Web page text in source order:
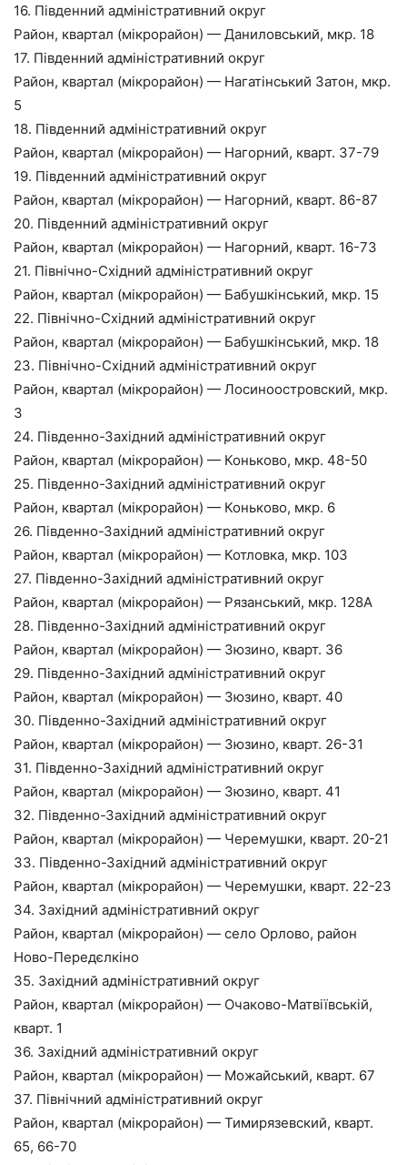
16. Південний адміністративний округ
Район, квартал (мікрорайон) — Даниловський, мкр. 18
17. Південний адміністративний округ
Район, квартал (мікрорайон) — Нагатінський Затон, мкр.
5
18. Південний адміністративний округ
Район, квартал (мікрорайон) — Нагорний, кварт. 37-79
19. Південний адміністративний округ
Район, квартал (мікрорайон) — Нагорний, кварт. 86-87
20. Південний адміністративний округ
Район, квартал (мікрорайон) — Нагорний, кварт. 16-73
21. Північно-Східний адміністративний округ
Район, квартал (мікрорайон) — Бабушкінський, мкр. 15
22. Північно-Східний адміністративний округ
Район, квартал (мікрорайон) — Бабушкінський, мкр. 18
23. Північно-Східний адміністративний округ
Район, квартал (мікрорайон) — Лосиноостровский, мкр.
3
24. Південно-Західний адміністративний округ
Район, квартал (мікрорайон) — Коньково, мкр. 48-50
25. Південно-Західний адміністративний округ
Район, квартал (мікрорайон) — Коньково, мкр. 6
26. Південно-Західний адміністративний округ
Район, квартал (мікрорайон) — Котловка, мкр. 103
27. Південно-Західний адміністративний округ
Район, квартал (мікрорайон) — Рязанський, мкр. 128А
28. Південно-Західний адміністративний округ
Район, квартал (мікрорайон) — Зюзино, кварт. 36
29. Південно-Західний адміністративний округ
Район, квартал (мікрорайон) — Зюзино, кварт. 40
30. Південно-Західний адміністративний округ
Район, квартал (мікрорайон) — Зюзино, кварт. 26-31
31. Південно-Західний адміністративний округ
Район, квартал (мікрорайон) — Зюзино, кварт. 41
32. Південно-Західний адміністративний округ
Район, квартал (мікрорайон) — Черемушки, кварт. 20-21
33. Південно-Західний адміністративний округ
Район, квартал (мікрорайон) — Черемушки, кварт. 22-23
34. Західний адміністративний округ
Район, квартал (мікрорайон) — село Орлово, район
Ново-Передєлкіно
35. Західний адміністративний округ
Район, квартал (мікрорайон) — Очаково-Матвіївській,
кварт. 1
36. Західний адміністративний округ
Район, квартал (мікрорайон) — Можайський, кварт. 67
37. Північний адміністративний округ
Район, квартал (мікрорайон) — Тимирязевский, кварт.
65, 66-70